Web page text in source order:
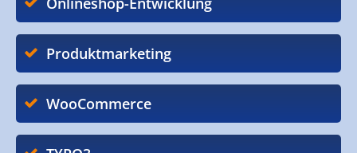
Produktmarketing
WooCommerce